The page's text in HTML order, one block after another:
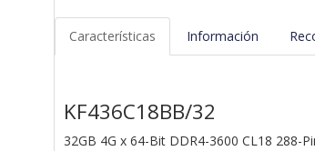
Características Información
KF436C18BB/32
32GB 4G x 64-Bit DDR4-3600 CL18 288-